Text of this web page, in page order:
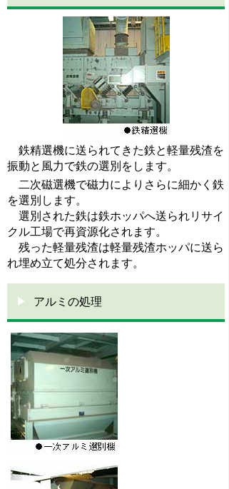
鉄精選機に送られてきた鉄と軽量残渣を
振動と風力で鉄の選別をします。
二次磁選機で磁力によりさらに細かく鉄
を選別します。
選別された鉄は鉄ホッパへ送られリサイ
クル工場で再資源化されます。
残った軽量残渣は軽量残渣ホッパに送ら
れ埋め立て処分されます。
アルミの処理